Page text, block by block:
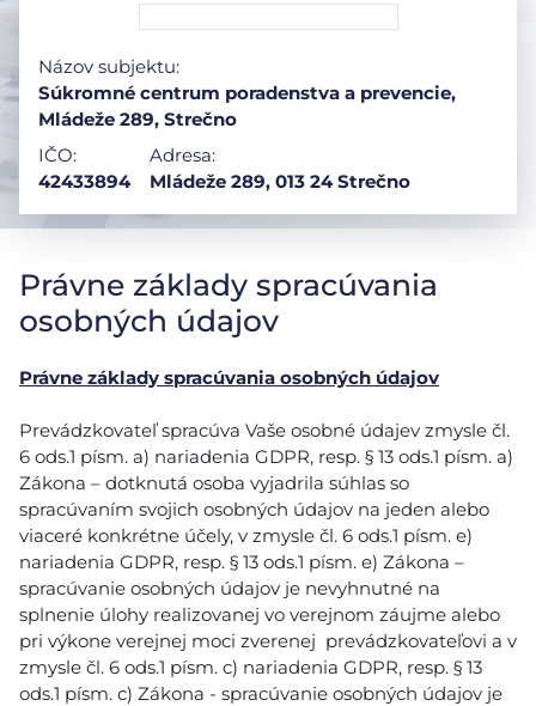
Názov subjektu:
Súkromné centrum poradenstva a prevencie,
Mládeže 289, Strečno
IČO:
42433894
Adresa:
Mládeže 289, 013 24 Strečno
Právne základy spracúvania
osobných údajov
Právne základy spracúvania osobných údajov
Prevádzkovateľ spracúva Vaše osobné údajev zmysle čl.
6 ods.1 písm. a) nariadenia GDPR, resp. § 13 ods.1 písm. a)
Zákona – dotknutá osoba vyjadrila súhlas so
spracúvaním svojich osobných údajov na jeden alebo
viaceré konkrétne účely, v zmysle čl. 6 ods.1 písm. e)
nariadenia GDPR, resp. § 13 ods.1 písm. e) Zákona –
spracúvanie osobných údajov je nevyhnutné na
splnenie úlohy realizovanej vo verejnom záujme alebo
pri výkone verejnej moci zverenej prevádzkovateľovi a v
zmysle čl. 6 ods.1 písm. c) nariadenia GDPR, resp. § 13
ods.1 písm. c) Zákona - spracúvanie osobných údajov je